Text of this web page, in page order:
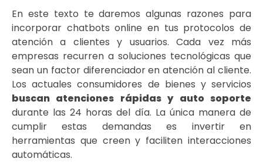
En este texto te daremos algunas razones para
incorporar chatbots online en tus protocolos de
atención a clientes y usuarios. Cada vez más
empresas recurren a soluciones tecnológicas que
sean un factor diferenciador en atención al cliente.
Los actuales consumidores de bienes y servicios
buscan atenciones rápidas y auto soporte
durante las 24 horas del día. La única manera de
cumplir estas demandas es invertir en
herramientas que creen y faciliten interacciones
automáticas.